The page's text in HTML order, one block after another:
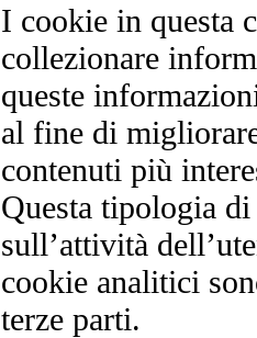
I cookie in questa
collezionare
queste
al fine di
contenuti più
Questa tipologia
sull’attività
cookie analitici
terze parti.